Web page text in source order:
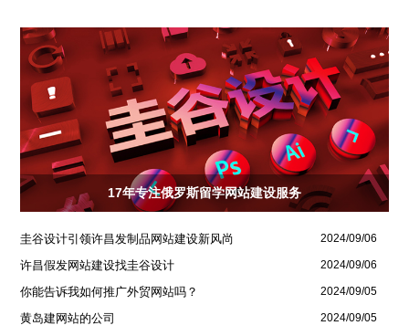
17年专注俄罗斯留学网站建设服务
圭谷设计引领许昌发制品网站建设新风尚 2024/09/06
许昌假发网站建设找圭谷设计 2024/09/06
你能告诉我如何推广外贸网站吗？ 2024/09/05
黄岛建网站的公司 2024/09/05